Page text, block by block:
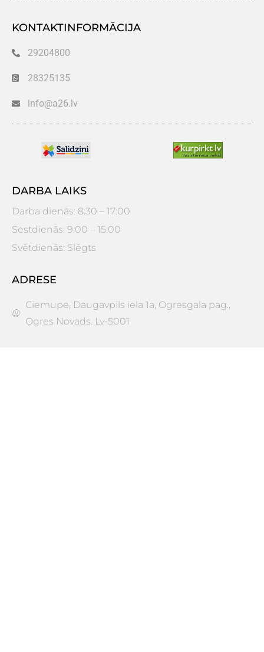
KONTAKTINFORMĀCIJA
29204800
28325135
info@a26.lv
DARBA LAIKS
Darba dienās: 8:30 – 17:00
Sestdienās: 9:00 – 15:00
Svētdienās: Slēgts
ADRESE
Ciemupe, Daugavpils iela 1a, Ogresgala pag.,
Ogres Novads. Lv-5001